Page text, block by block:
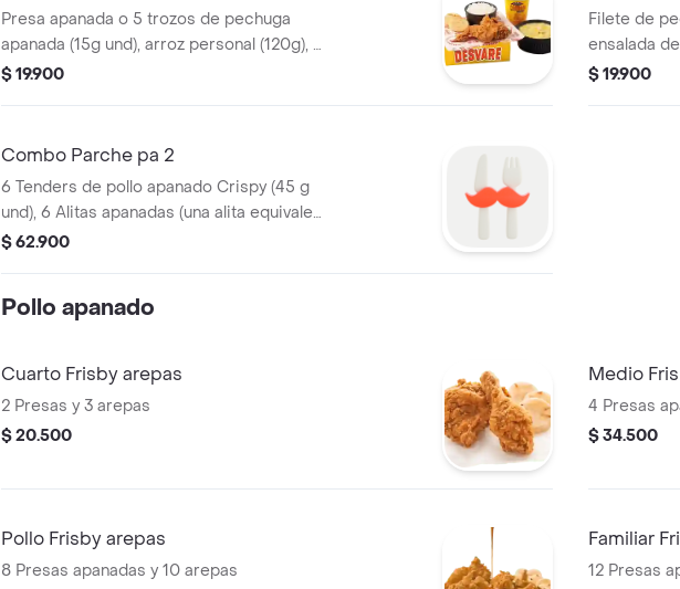
Presa apanada o 5 trozos de pechuga
apanada (15g und), arroz personal (120g), 2
arepas fritas, sopa de verduras, ajiaquillo,
$ 19.900
Filete de
ensalada
porción de
$ 19.900
Combo Parche pa 2
6 Tenders de pollo apanado Crispy (45 g
und), 6 Alitas apanadas (una alita equivale
a un trozo de ala), 2 porciones de papas a
$ 62.900
Pollo apanado
Cuarto Frisby arepas
2 Presas y 3 arepas
$ 20.500
Medio
4 Presas
$ 34.500
Pollo Frisby arepas
8 Presas apanadas y 10 arepas
Familiar
12 Presas